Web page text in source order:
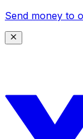
Send money to